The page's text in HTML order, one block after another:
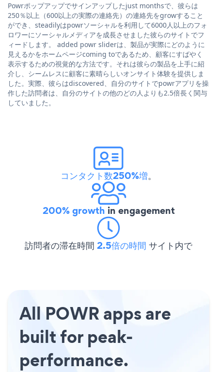
Powrポップアップでサインアップしたjust monthsで、彼らは
250％以上（600以上の実際の連絡先）の連絡先をgrowすること
ができ、steadilyはpowrソーシャルを利用して6000人以上のフォ
ロワーにソーシャルメディアを成長させました彼らのサイトでフ
ィードします。 added powr sliderは、製品が実際にどのように
見えるかをホームページcoming toであるため、顧客にすばやく
表示するための視覚的な方法です。それは彼らの製品を上手に紹
介し、シームレスに顧客に素晴らしいオンサイト体験を提供しま
した。実際、彼らはdiscovered、自分のサイトでpowrアプリを操
作した訪問者は、自分のサイトの他のどの人よりも2.5倍長く関与
していました。
コンタクト数250%増。
200% growth in engagement
訪問者の滞在時間 2.5倍の時間 サイト内で
All POWR apps are
built for peak-
performance.